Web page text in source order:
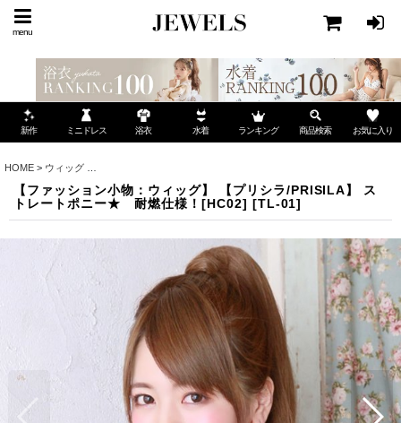
menu
新作 ミニドレス 浴衣 水着 ランキング 商品検索 お気に入り
HOME > ウィッグ
【ファッション小物：ウィッグ】 【プリシラ/PRISILA】 ス
トレートポニー★ 耐燃仕様！[HC02] [TL-01]